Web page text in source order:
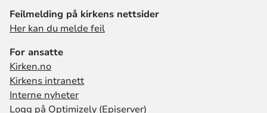
Feilmelding på kirkens nettsider
Her kan du melde feil
For ansatte
Kirken.no
Kirkens intranett
Interne nyheter
Logg på Optimizely (Episerver)